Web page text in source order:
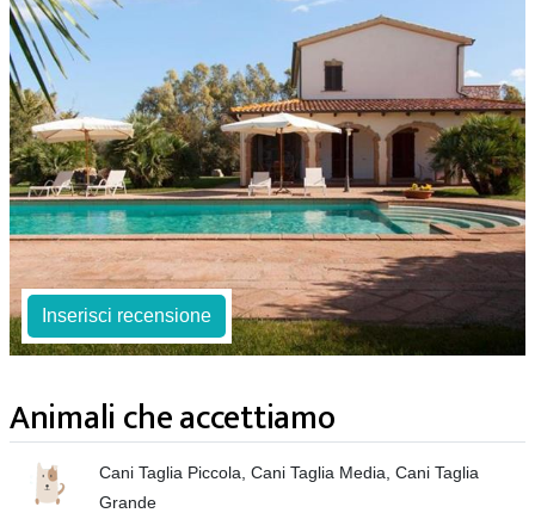
Inserisci recensione
Animali che accettiamo
Cani Taglia Piccola, Cani Taglia Media, Cani Taglia
Grande